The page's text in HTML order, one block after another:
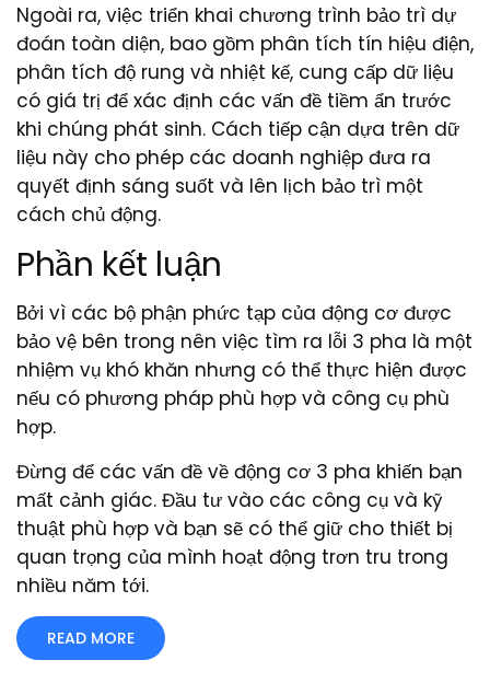
Ngoài ra, việc triển khai chương trình bảo trì dự
đoán toàn diện, bao gồm phân tích tín hiệu điện,
phân tích độ rung và nhiệt kế, cung cấp dữ liệu
có giá trị để xác định các vấn đề tiềm ẩn trước
khi chúng phát sinh. Cách tiếp cận dựa trên dữ
liệu này cho phép các doanh nghiệp đưa ra
quyết định sáng suốt và lên lịch bảo trì một
cách chủ động.
Phần kết luận
Bởi vì các bộ phận phức tạp của động cơ được
bảo vệ bên trong nên việc tìm ra lỗi 3 pha là một
nhiệm vụ khó khăn nhưng có thể thực hiện được
nếu có phương pháp phù hợp và công cụ phù
hợp.
Đừng để các vấn đề về động cơ 3 pha khiến bạn
mất cảnh giác. Đầu tư vào các công cụ và kỹ
thuật phù hợp và bạn sẽ có thể giữ cho thiết bị
quan trọng của mình hoạt động trơn tru trong
nhiều năm tới.
READ MORE